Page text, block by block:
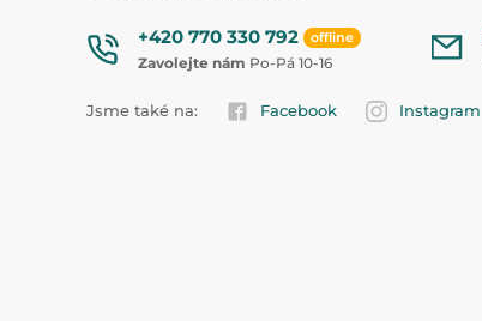
+420 770 330 792 offline
Zavolejte nám Po-Pá 10-16
Jsme také na: Facebook Instagram